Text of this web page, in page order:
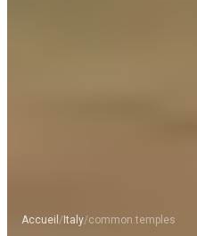
Accueil /Italy/common.temples